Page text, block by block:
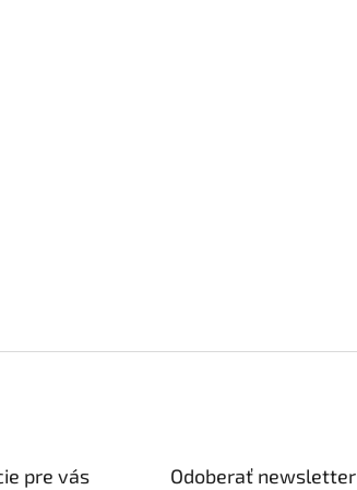
pre vás Odoberať newsletter